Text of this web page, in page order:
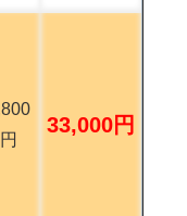
円
33,000円